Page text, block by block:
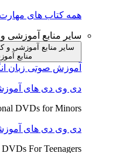
همه کتاب های مهارت
سایر منابع آموزشی
سایر منابع آموزشی و
منابع
آموزش صوتی زبان
دی وی دی های
DVDs for Minors
دی وی دی های
For Teenagers